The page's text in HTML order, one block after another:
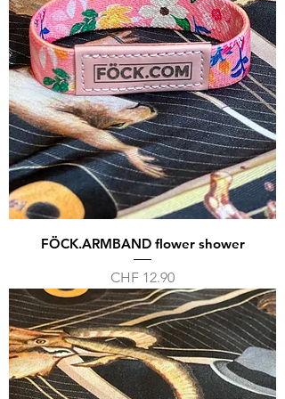
FÖCK.ARMBAND flower shower
Preis
CHF 12.90